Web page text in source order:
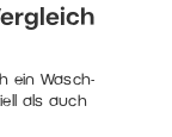
ein Wasch-
als auch